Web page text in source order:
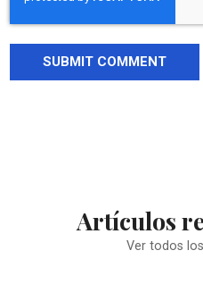
Artículos
Ver todos